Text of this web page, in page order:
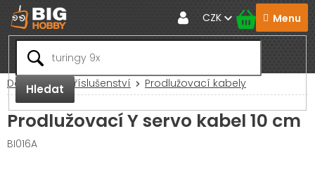
Přejít
na
obsah
Hledat
CZK
Domů RC Příslušenství Prodlužovací kabely
Prodlužovací Y servo kabel 10 cm
BI016A